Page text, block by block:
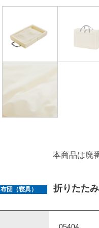
本商品は廃
布団（寝具） 折りたた